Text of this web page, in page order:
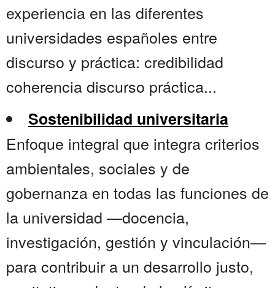
experiencia en las diferentes
universidades españoles entre
discurso y práctica: credibilidad
coherencia discurso práctica...
Sostenibilidad universitaria
Enfoque integral que integra criterios
ambientales, sociales y de
gobernanza en todas las funciones de
la universidad —docencia,
investigación, gestión y vinculación—
para contribuir a un desarrollo justo,